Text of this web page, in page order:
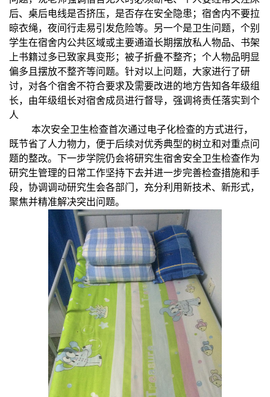
后、桌后电线是否挤压，是否存在安全隐患；宿舍内不要拉
晾衣绳，夜间行走易引发危险等。另一个是卫生问题，个别
学生在宿舍内公共区域或主要通道长期摆放私人物品、书架
上书籍过多已致家具变形；被子折叠不整齐；个人物品明显
偏多且摆放不整齐等问题。针对以上问题，大家进行了研
讨，对各个宿舍不符合要求及需要改进的地方告知各年级组
长，由年级组长对宿舍成员进行督导，强调将责任落实到个
人
本次安全卫生检查首次通过电子化检查的方式进行，
既节省了人力物力，便于后续对优秀典型的树立和对重点问
题的整改。下一步学院仍会将研究生宿舍安全卫生检查作为
研究生管理的日常工作坚持下去并进一步完善检查措施和手
段，协调调动研究生会各部门，充分利用新技术、新形式，
聚焦并精准解决突出问题。